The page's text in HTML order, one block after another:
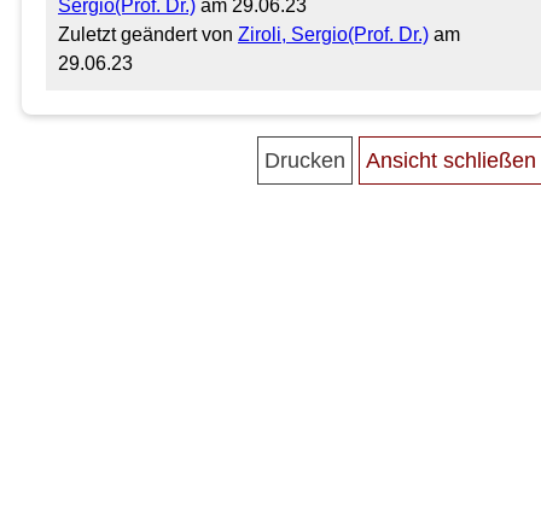
Sergio(Prof. Dr.) am 29.06.23
Zuletzt geändert von Ziroli, Sergio(Prof. Dr.) am
29.06.23